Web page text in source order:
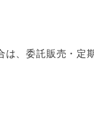
、委託販売・定